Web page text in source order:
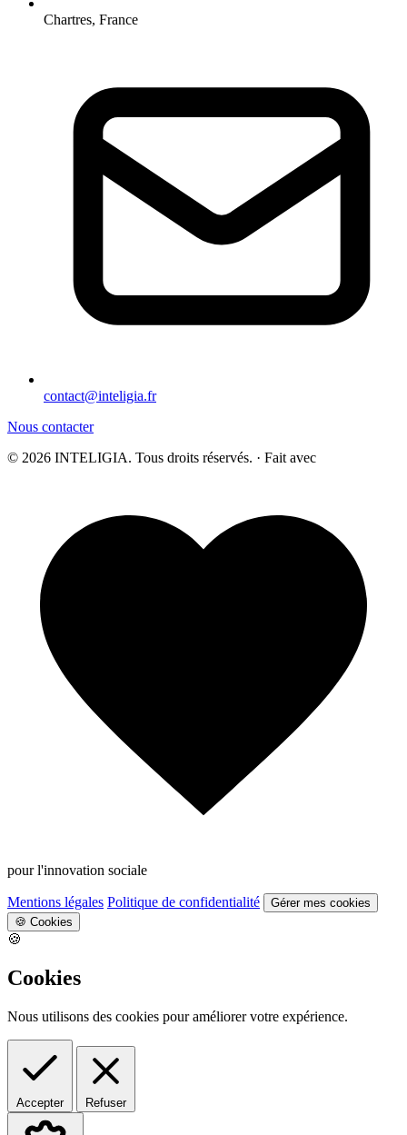
Chartres, France
contact@inteligia.fr
Nous contacter
© 2026 INTELIGIA. Tous droits réservés. · Fait avec
pour l'innovation sociale
Mentions légales Politique de confidentialité
Gérer mes cookies
🍪 Cookies
🍪
Cookies
Nous utilisons des cookies pour améliorer votre expérience.
Accepter Refuser